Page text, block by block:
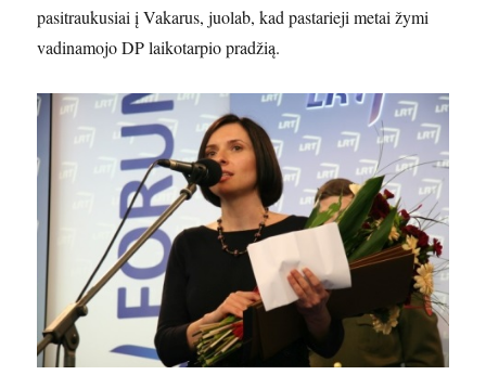
pasitraukusiai į Vakarus, juolab, kad pastarieji metai žymi
vadinamojo DP laikotarpio pradžią.